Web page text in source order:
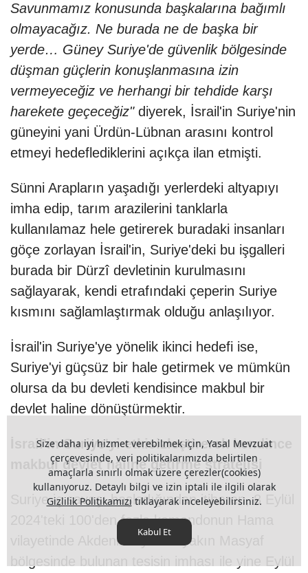
Savunmamız konusunda başkalarına bağımlı
olmayacağız. Ne burada ne de başka bir
yerde… Güney Suriye'de güvenlik bölgesinde
düşman güçlerin konuşlanmasına izin
vermeyeceğiz ve herhangi bir tehdide karşı
harekete geçeceğiz"diyerek, İsrail'in Suriye'nin
güneyini yani Ürdün-Lübnan arasını kontrol
etmeyi hedeflediklerini açıkça ilan etmişti.
Sünni Arapların yaşadığı yerlerdeki altyapıyı
imha edip, tarım arazilerini tanklarla
kullanılamaz hele getirerek buradaki insanları
göçe zorlayan İsrail'in, Suriye'deki bu işgalleri
burada bir Dürzî devletinin kurulmasını
sağlayarak, kendi etrafındaki çeperin Suriye
kısmını sağlamlaştırmak olduğu anlaşılıyor.
İsrail'in Suriye'ye yönelik ikinci hedefi ise,
Suriye'yi güçsüz bir hale getirmek ve mümkün
olursa da bu devleti kendisince makbul bir
devlet haline dönüştürmektir.
İsrail'in Suriye'yi etkisizleştirerek kendince
makbul devlet haline getirme stratejisi
Suriye iç savaşı başladığından itibaren, 8 Eylül
2024'teki 100'den fazla komandonun Hama
vilayetinde Akdeniz kıyısına yakın Masyaf
Size daha iyi hizmet verebilmek için, Yasal Mevzuat
çerçevesinde, veri politikalarımızda belirtilen
amaçlarla sınırlı olmak üzere çerezler(cookies)
kullanıyoruz. Detaylı bilgi ve izin iptali ile ilgili olarak
Gizlilik Politikamızı tıklayarak inceleyebilirsiniz.
Kabul Et